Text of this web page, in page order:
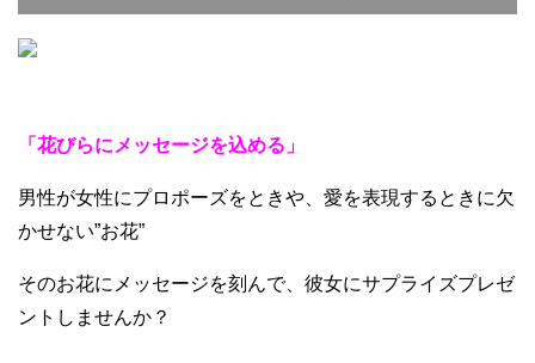
「花びらにメッセージを込める」
男性が女性にプロポーズをときや、愛を表現するときに欠
かせない”お花”
そのお花にメッセージを刻んで、彼女にサプライズプレゼ
ントしませんか？